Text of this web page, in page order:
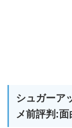
シュガーア
メ前評判: